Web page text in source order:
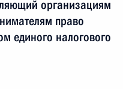
организациям
право
единого налогового